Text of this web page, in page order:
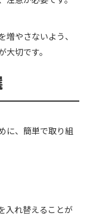
やさないよう、
切です。
に、簡単で取り組
入れ替えることが